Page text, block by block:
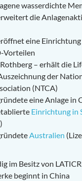
wasserdichte
die
eine
Vorteilen
– erhält die
der
(NTCA)
eine Anlage in
Einrichtung in
Australien
im Besitz von
beginnt in China